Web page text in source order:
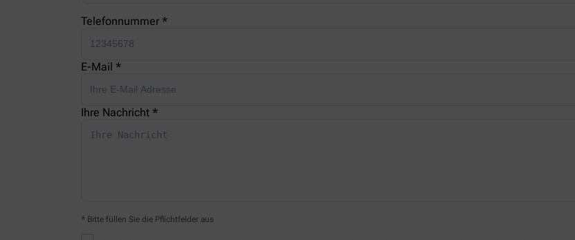
Telefonnummer *
E-Mail *
Ihre Nachricht *
* Bitte füllen Sie die Pflichtfelder aus